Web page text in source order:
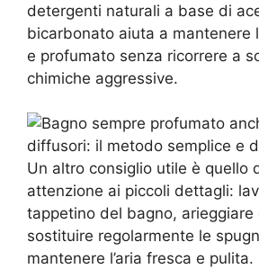
detergenti naturali a base di
bicarbonato aiuta a mantenere
e profumato senza ricorrere a
chimiche aggressive.
Un altro consiglio utile è quello
attenzione ai piccoli dettagli:
tappetino del bagno,
sostituire regolarmente le
mantenere l’aria fresca e